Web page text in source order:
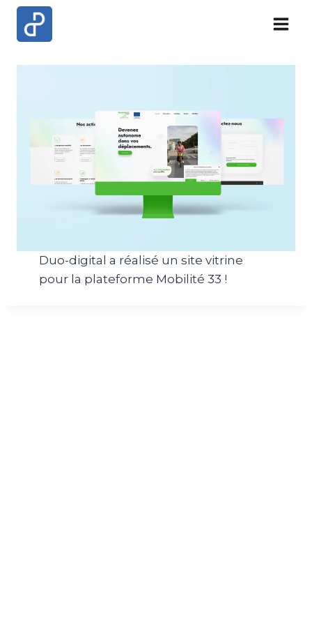
Skip
content
Duo-digital a réalisé un site vitrine
pour la plateforme Mobilité 33 !